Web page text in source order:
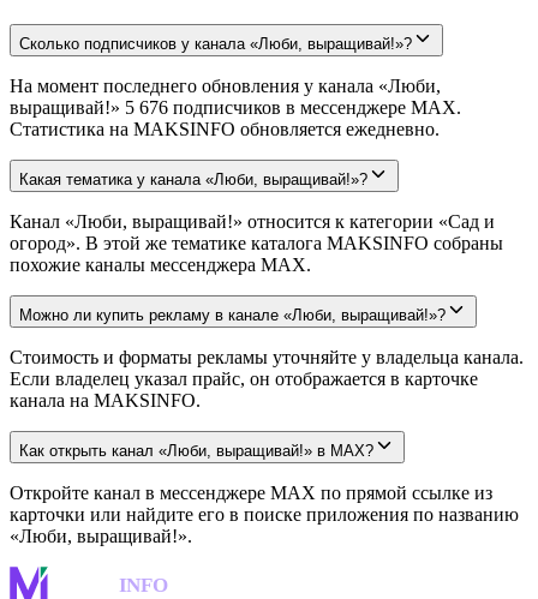
Сколько подписчиков у канала «Люби, выращивай!»?
На момент последнего обновления у канала «Люби,
выращивай!» 5 676 подписчиков в мессенджере MAX.
Статистика на MAKSINFO обновляется ежедневно.
Какая тематика у канала «Люби, выращивай!»?
Канал «Люби, выращивай!» относится к категории «Сад и
огород». В этой же тематике каталога MAKSINFO собраны
похожие каналы мессенджера MAX.
Можно ли купить рекламу в канале «Люби, выращивай!»?
Стоимость и форматы рекламы уточняйте у владельца канала.
Если владелец указал прайс, он отображается в карточке
канала на MAKSINFO.
Как открыть канал «Люби, выращивай!» в MAX?
Откройте канал в мессенджере MAX по прямой ссылке из
карточки или найдите его в поиске приложения по названию
«Люби, выращивай!».
INFO